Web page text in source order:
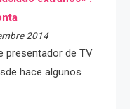
2014
presentador de TV
hace algunos